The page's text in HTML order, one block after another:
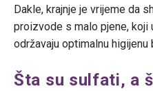
Dakle, krajnje je vrijeme da
proizvode s malo pjene,
održavaju optimalnu higijenu
Šta su sulfati, a